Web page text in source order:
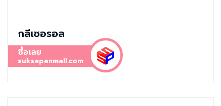
กลีเซอรอล
ซื้อเลย
suksapanmall.com